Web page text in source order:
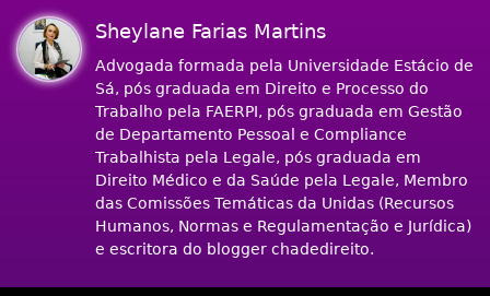
Sheylane Farias Martins
Advogada formada pela Universidade Estácio de
Sá, pós graduada em Direito e Processo do
Trabalho pela FAERPI, pós graduada em Gestão
de Departamento Pessoal e Compliance
Trabalhista pela Legale, pós graduada em
Direito Médico e da Saúde pela Legale, Membro
das Comissões Temáticas da Unidas (Recursos
Humanos, Normas e Regulamentação e Jurídica)
e escritora do blogger chadedireito.